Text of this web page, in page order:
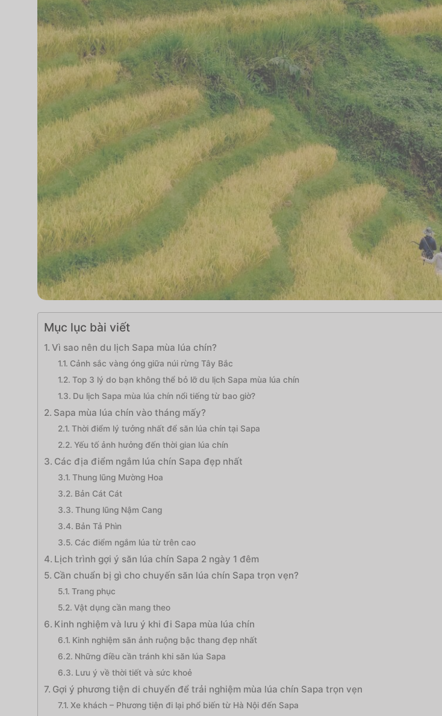
Mục lục bài viết
Vì sao nên du lịch Sapa mùa lúa chín?
Cảnh sắc vàng óng giữa núi rừng Tây Bắc
Top 3 lý do bạn không thể bỏ lỡ du lịch Sapa mùa lúa chín
Du lịch Sapa mùa lúa chín nổi tiếng từ bao giờ?
Sapa mùa lúa chín vào tháng mấy?
Thời điểm lý tưởng nhất để săn lúa chín tại Sapa
Yếu tố ảnh hưởng đến thời gian lúa chín
Các địa điểm ngắm lúa chín Sapa đẹp nhất
Thung lũng Mường Hoa
Bản Cát Cát
Thung lũng Nậm Cang
Bản Tả Phìn
Các điểm ngắm lúa từ trên cao
Lịch trình gợi ý săn lúa chín Sapa 2 ngày 1 đêm
Cần chuẩn bị gì cho chuyến săn lúa chín Sapa trọn vẹn?
Trang phục
Vật dụng cần mang theo
Kinh nghiệm và lưu ý khi đi Sapa mùa lúa chín
Kinh nghiệm săn ảnh ruộng bậc thang đẹp nhất
Những điều cần tránh khi săn lúa Sapa
Lưu ý về thời tiết và sức khoẻ
Gợi ý phương tiện di chuyển để trải nghiệm mùa lúa chín Sapa trọn vẹn
Xe khách – Phương tiện đi lại phổ biến từ Hà Nội đến Sapa